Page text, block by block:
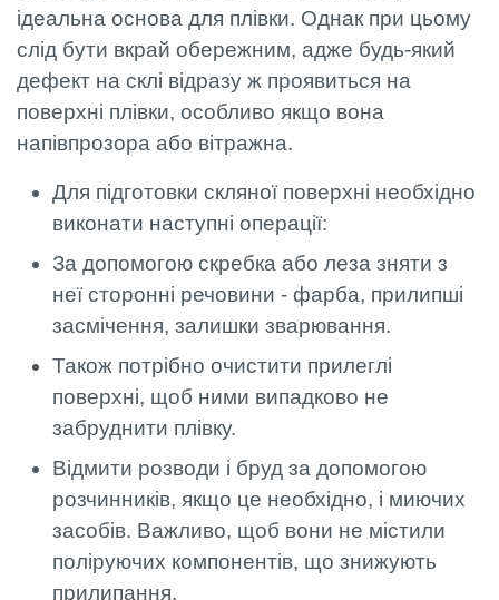
ідеальна основа для плівки. Однак при цьому
слід бути вкрай обережним, адже будь-який
дефект на склі відразу ж проявиться на
поверхні плівки, особливо якщо вона
напівпрозора або вітражна.
Для підготовки скляної поверхні необхідно
виконати наступні операції:
За допомогою скребка або леза зняти з
неї сторонні речовини - фарба, прилипші
засмічення, залишки зварювання.
Також потрібно очистити прилеглі
поверхні, щоб ними випадково не
забруднити плівку.
Відмити розводи і бруд за допомогою
розчинників, якщо це необхідно, і миючих
засобів. Важливо, щоб вони не містили
поліруючих компонентів, що знижують
прилипання.